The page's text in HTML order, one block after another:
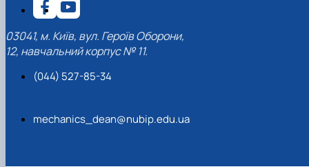
03041, м. Київ, вул. Героїв Оборони,
12, навчальний корпус № 11.
(044) 527-85-34
mechanics_dean@nubip.edu.ua